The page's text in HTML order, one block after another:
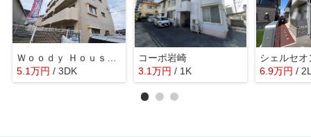
Ｗｏｏｄｙ Ｈｏｕｓｅ・
5.1万円 / 3DK
コーポ岩崎
3.1万円 / 1K
シェルセオ
6.9万円 /